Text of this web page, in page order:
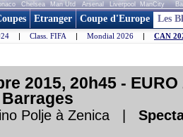
Chelsea Man Utd Arsenal Liverpool ManCity
Etranger Coupe d'Europe Les
| Class. FIFA | Mondial 2026 | CAN
2015, 20h45 - EURO
Polje à Zenica |